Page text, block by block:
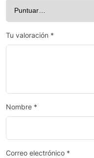
Tu valoración *
Nombre *
Correo electrónico *